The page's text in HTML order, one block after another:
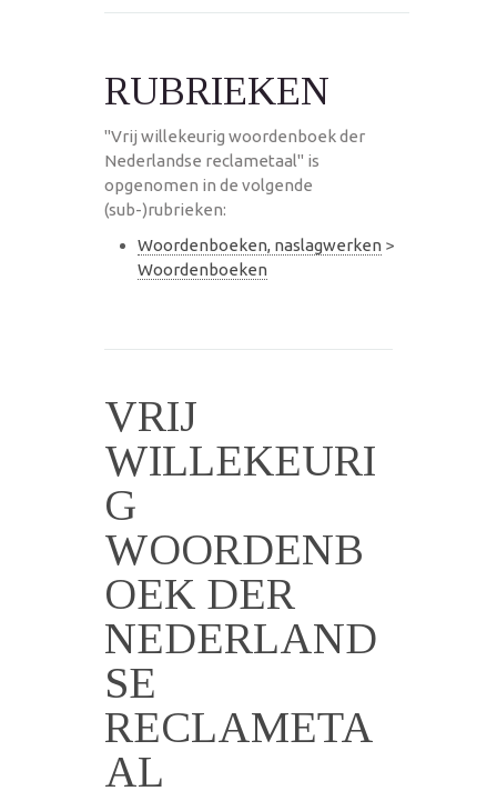
RUBRIEKEN
"Vrij willekeurig woordenboek der
Nederlandse reclametaal" is
opgenomen in de volgende
(sub-)rubrieken:
Woordenboeken, naslagwerken >
Woordenboeken
VRIJ
WILLEKEURI
G
WOORDENB
OEK DER
NEDERLAND
SE
RECLAMETA
AL